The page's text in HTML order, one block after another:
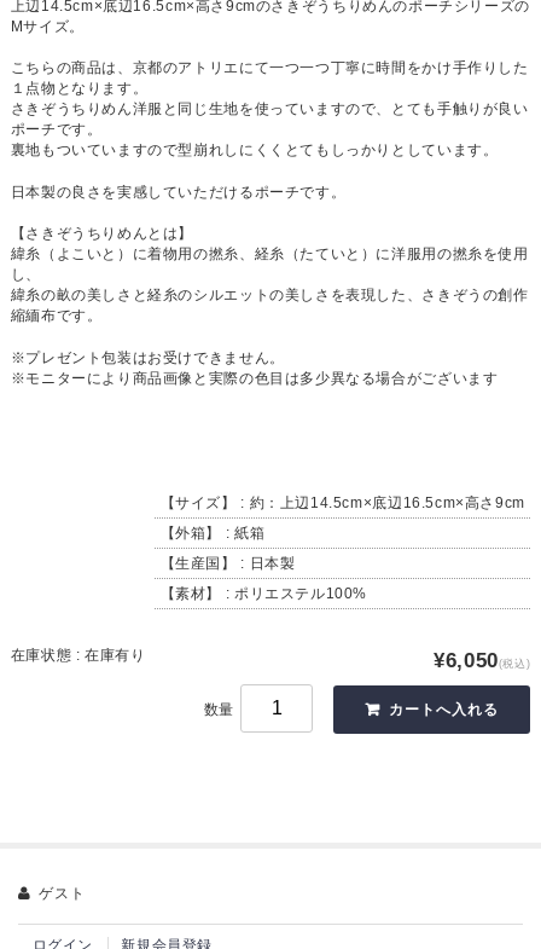
上辺14.5cm×底辺16.5cm×高さ9cmのさきぞうちりめんのポーチシリーズの
Mサイズ。
こちらの商品は、京都のアトリエにて一つ一つ丁寧に時間をかけ手作りした
１点物となります。
さきぞうちりめん洋服と同じ生地を使っていますので、とても手触りが良い
ポーチです。
裏地もついていますので型崩れしにくくとてもしっかりとしています。
日本製の良さを実感していただけるポーチです。
【さきぞうちりめんとは】
緯糸（よこいと）に着物用の撚糸、経糸（たていと）に洋服用の撚糸を使用
し、
緯糸の畝の美しさと経糸のシルエットの美しさを表現した、さきぞうの創作
縮緬布です。
※プレゼント包装はお受けできません。
※モニターにより商品画像と実際の色目は多少異なる場合がございます
【サイズ】 : 約：上辺14.5cm×底辺16.5cm×高さ9cm
【外箱】 : 紙箱
【生産国】 : 日本製
【素材】 : ポリエステル100%
在庫状態 : 在庫有り ¥6,050(税込)
数量
ゲスト
ログイン 新規会員登録